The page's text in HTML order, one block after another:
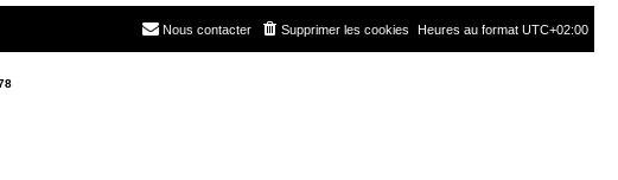
Heures au format UTC+02:00
Supprimer les cookies
Nous contacter